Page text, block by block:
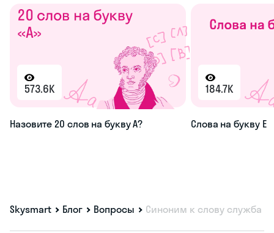
573.6K
Назовите 20 слов на букву А?
184.7K
Слова на букву Е
Skysmart Блог Вопросы Синоним к слову служба